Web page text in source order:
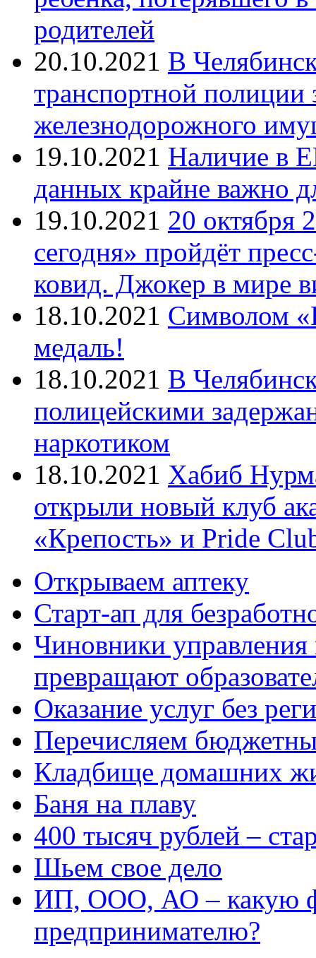
родителей
20.10.2021 В
транспортной
железнодорожного
19.10.2021 Наличие в
данных крайне важно
19.10.2021 20 октября
сегодня» пройдёт
ковид. Джокер в мире
18.10.2021 Символом
медаль!
18.10.2021 В
полицейскими
наркотиком
18.10.2021 Хабиб
открыли новый клуб
«Крепость» и Pride
Открываем аптеку
Старт-ап для
Чиновники
превращают
Оказание услуг без
Перечисляем
Кладбище домашних
Баня на плаву
400 тысяч рублей –
Шьем свое дело
ИП, ООО, АО – какую
предпринимателю?